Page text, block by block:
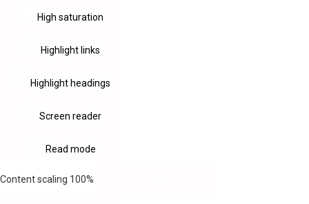
High saturation
Highlight links
Highlight headings
Screen reader
Read mode
Content scaling 100%